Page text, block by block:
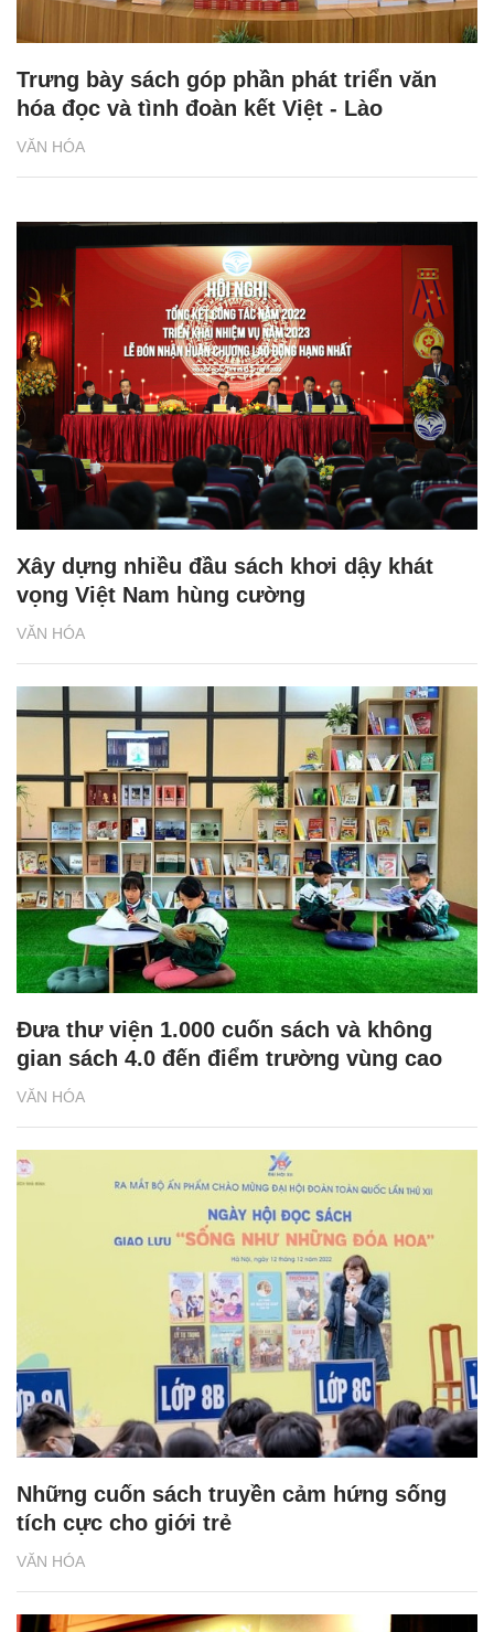
VĂN HÓA
Trưng bày sách góp phần phát triển văn
hóa đọc và tình đoàn kết Việt - Lào
VĂN HÓA
Xây dựng nhiều đầu sách khơi dậy khát
vọng Việt Nam hùng cường
VĂN HÓA
Đưa thư viện 1.000 cuốn sách và không
gian sách 4.0 đến điểm trường vùng cao
VĂN HÓA
Những cuốn sách truyền cảm hứng sống
tích cực cho giới trẻ